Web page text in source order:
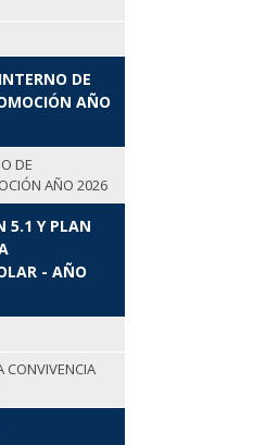
DE
AÑO
DE
AÑO 2026
5.1 Y PLAN
- AÑO
CONVIVENCIA